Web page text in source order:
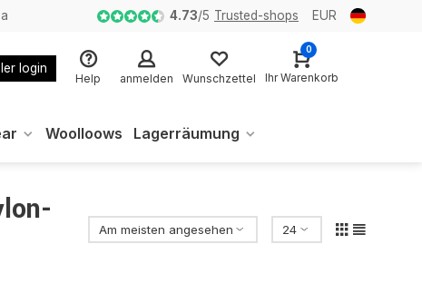
4.73/5 Trusted-shops EUR
login
Help anmelden Wunschzettel
0
Ihr Warenkorb
Woolloows Lagerräumung